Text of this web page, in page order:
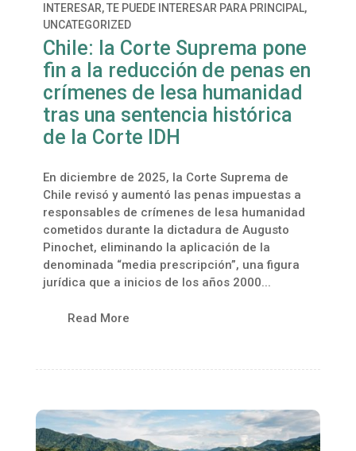
INTERESAR,TE PUEDE INTERESAR PARA PRINCIPAL,
UNCATEGORIZED
Chile: la Corte Suprema pone
fin a la reducción de penas en
crímenes de lesa humanidad
tras una sentencia histórica
de la Corte IDH
En diciembre de 2025, la Corte Suprema de
Chile revisó y aumentó las penas impuestas a
responsables de crímenes de lesa humanidad
cometidos durante la dictadura de Augusto
Pinochet, eliminando la aplicación de la
denominada “media prescripción”, una figura
jurídica que a inicios de los años 2000...
Read More